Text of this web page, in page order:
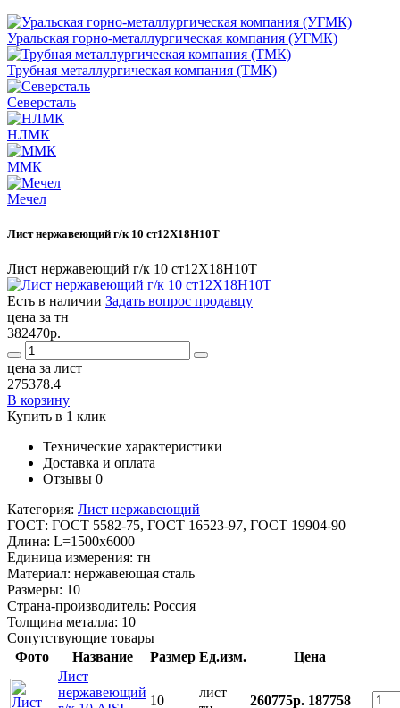
Уральская горно-металлургическая компания (УГМК)
Трубная металлургическая компания (ТМК)
Северсталь
НЛМК
ММК
Мечел
Лист нержавеющий г/к 10 ст12Х18Н10Т
Лист нержавеющий г/к 10 ст12Х18Н10Т
Есть в наличии Задать вопрос продавцу
цена за тн
382470р.
цена за лист
275378.4
В корзину
Купить в 1 клик
Технические характеристики
Доставка и оплата
Отзывы 0
Категория: Лист нержавеющий
ГОСТ: ГОСТ 5582-75, ГОСТ 16523-97, ГОСТ 19904-90
Длина: L=1500x6000
Единица измерения: тн
Материал: нержавеющая сталь
Размеры: 10
Страна-производитель: Россия
Толщина металла: 10
Сопутствующие товары
Фото
Название Размер Ед.изм.
Цена
Лист
нержавеющий
10
лист
260775р. 187758